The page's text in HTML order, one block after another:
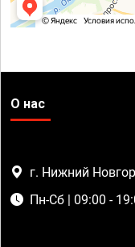
О нас
г. Нижний
Пн-Сб | 09:00 -